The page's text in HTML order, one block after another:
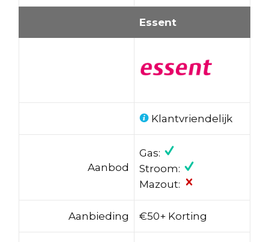
Essent
Klantvriendelijk
Aanbod
Gas:
Stroom:
Mazout:
Aanbieding €50+ Korting